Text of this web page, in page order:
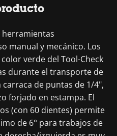
herramientas
manual y mecánico. Los
verde del Tool-Check
durante el transporte de
de puntas de 1/4",
forjado en estampa. El
(con 60 dientes) permite
de 6° para trabajos de